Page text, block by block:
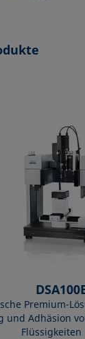
Premium-
und Adhäsion
Flüssigkeiten